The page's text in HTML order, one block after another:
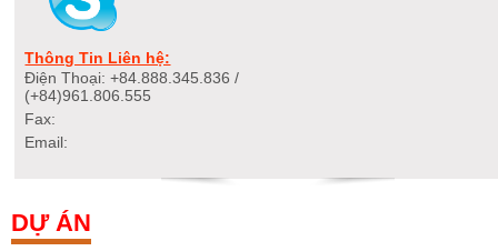
Thông Tin Liên hệ:
Điện Thoại: +84.888.345.836 /
(+84)961.806.555
Fax:
Email:
DỰ ÁN